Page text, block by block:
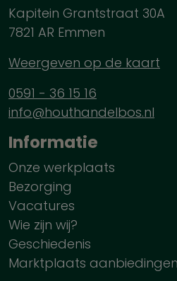
Kapitein Grantstraat 30A
7821 AR Emmen
Weergeven op de kaart
0591 - 36 15 16
info@houthandelbos.nl
Informatie
Onze werkplaats
Bezorging
Vacatures
Wie zijn wij?
Geschiedenis
Marktplaats aanbiedingen